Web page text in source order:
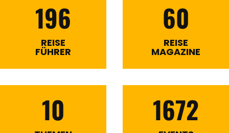
196
REISE
FÜHRER
60
REISE
MAGAZINE
10 1672